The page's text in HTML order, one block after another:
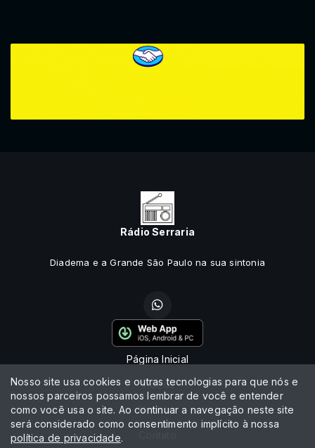
Rádio Serraria
Diadema e a Grande São Paulo na sua sintonia
Página Inicial
Vídeos
Notícias
Nosso site usa cookies e outras tecnologias para que nós e
nossos parceiros possamos lembrar de você e entender
como você usa o site. Ao continuar a navegação neste site
será considerado como consentimento implícito à nossa
política de privacidade.